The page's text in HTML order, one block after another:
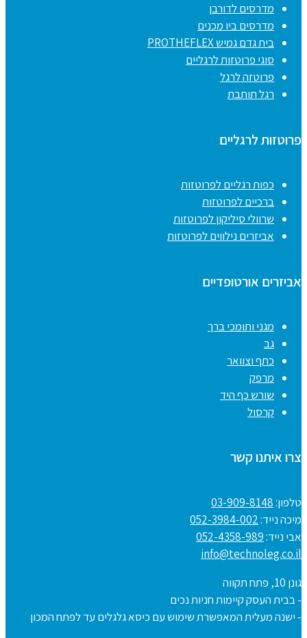
מדרסים לדורבן
מדרסים ביו מכנים
בית גדם גמיש PROTHEFLEX
סוגי פרוטזות לרגליים
פרוטזה לרגל
רגל תותבת
פרוטזות לרגליים
כפות רגליים לפרוטזות
ברכיים לפרוטזות
שרוולי סיליקון לפרוטזות
אביזרים נילווים לפרוטזות
אביזרים אורטופדיים
מגני ותומכי ברך
גב
כתף וצוואר
מרפק
שורש כף היד
קרסול
צרו איתנו קשר
טלפון:03-909-8148
מיכה נייד:052-3984-002
אבי נייד:052-4358-989
info@technoleg.co.il
גונן 10, פתח תקווה
- בבית העסק קיימות חניות נכים
- ישנה מעלית המאפשרת שימוש עם כיסא גלגלים עד לפתח המכון